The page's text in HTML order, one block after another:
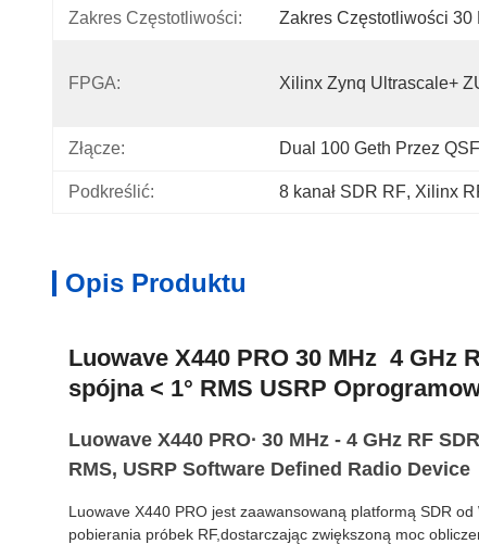
Zakres Częstotliwości: Zakres Częstotliwości 30
FPGA: Xilinx Zynq Ultrascale+
Złącze: Dual 100 Geth Przez
Podkreślić: 8 kanał SDR RF, Xilinx
Opis Produktu
Luowave X440 PRO 30 MHz ️ 4 GHz
spójna < 1° RMS USRP
Luowave X440 PRO∙ 30 MHz - 4 GHz RF
RMS, USRP Software Defined Radio Device
Luowave X440 PRO jest zaawansowaną platformą SDR
pobierania próbek RF,dostarczając zwiększoną moc